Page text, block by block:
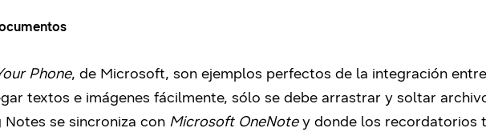
Phone, de Microsoft, son ejemplos perfectos de la integración
textos e imágenes fácilmente, sólo se debe arrastrar y soltar
se sincroniza con Microsoft OneNotey donde los recordatorios